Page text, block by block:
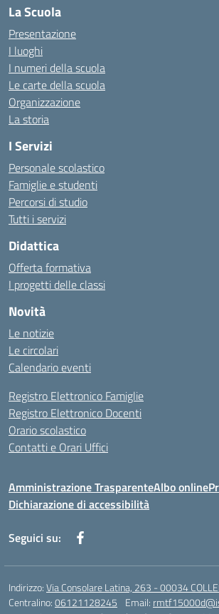
La Scuola
Presentazione
I luoghi
I numeri della scuola
Le carte della scuola
Organizzazione
La storia
I Servizi
Personale scolastico
Famiglie e studenti
Percorsi di studio
Tutti i servizi
Didattica
Offerta formativa
I progetti delle classi
Novità
Le notizie
Le circolari
Calendario eventi
Registro Elettronico Famiglie
Registro Elettronico Docenti
Orario scolastico
Contatti e Orari Uffici
Amministrazione TrasparenteAlbo online
Dichiarazione di accessibilità
Seguici su:
Indirizzo:Via Consolare Latina, 263 - 00034
Centralino:06121128245 Email: